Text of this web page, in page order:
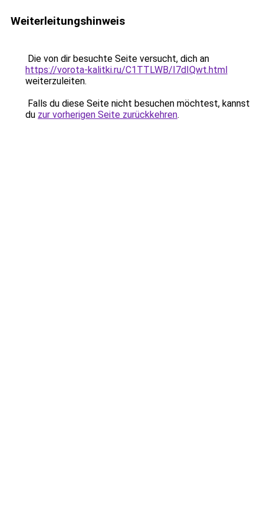
Weiterleitungshinweis
Die von dir besuchte Seite versucht, dich an
https://vorota-kalitki.ru/C1TTLWB/I7dIQwt.html
weiterzuleiten.
Falls du diese Seite nicht besuchen möchtest, kannst
du zur vorherigen Seite zurückkehren.